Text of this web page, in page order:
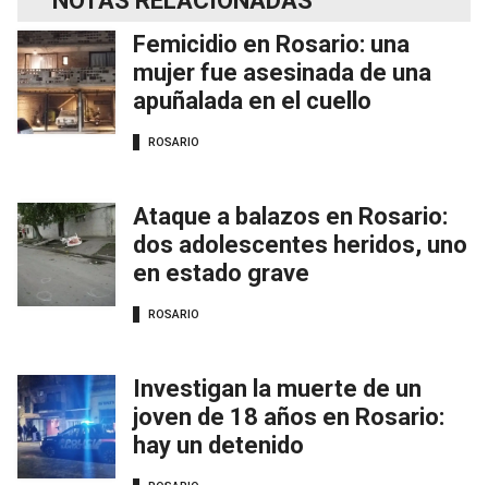
Femicidio en Rosario: una
mujer fue asesinada de una
apuñalada en el cuello
ROSARIO
Ataque a balazos en Rosario:
dos adolescentes heridos, uno
en estado grave
ROSARIO
Investigan la muerte de un
joven de 18 años en Rosario:
hay un detenido